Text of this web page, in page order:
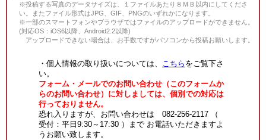
※投稿する写真のデータサイズは、１ファイルあたり８ＭＢ以内にしてくださ
い。またファイル形式はJPG、GIF、PNGのいずれかになります。
※一部のスマートフォンやブラウザではファイルのアップロードができません。
(対応OS：iOS6以降、Android2.2以降)
アップロードできない場合は、お手数ですがパソコンから投稿お願いします。
・個人情報の取り扱いについては、 こちら をご覧下さ
い。
フォーム・メールでのお問い合わせ（このフォームか
らのお問い合わせ）に対しましては、個別での対応は
行っておりません。
恐れ入りますが、お問い合わせは 082-256-2117 （
受付：平日9:30～17:30 ）まで お電話いただきますよ
うお願い致します。